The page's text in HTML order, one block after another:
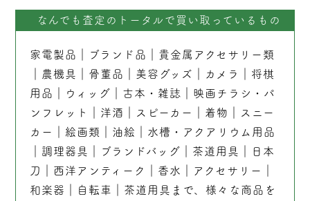
なんでも査定のトータルで買い取っているもの
家電製品 ブランド品
貴金属アクセサリー類
農機具 骨董品 美容グッズ カメラ
将棋
用品
ウィッグ 古本 ・ 雑誌
映画チラシ・パ
ンフレット
洋酒 スピーカー 着物
スニー
カー
絵画類 油絵
水槽・アクアリウム用品
調理器具 ブランドバッグ ｜茶道用具｜
日本
刀
西洋アンティーク 香水 アクセサリー
和楽器
自転車 茶道用具 まで、様々な商品を